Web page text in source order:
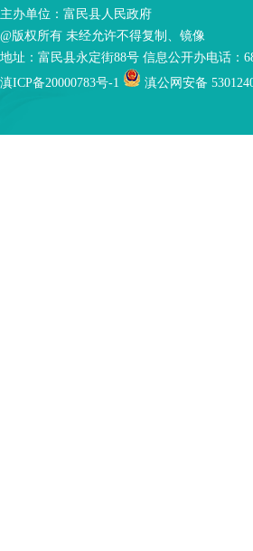
主办单位：富民县人民政府
@版权所有 未经允许不得复制、镜像
地址：富民县永定街88号 信息公开办电话：
滇ICP备20000783号-1
滇公网安备